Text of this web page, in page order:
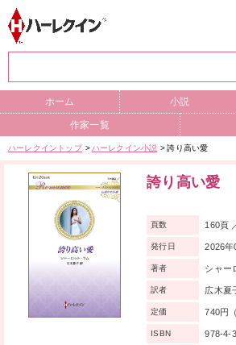
ホーム 小説
作家一覧
ハーレクイントップ ハーレクイン小説 誇り高い愛
誇り高い愛
頁数 160頁
発行日 2026年
著者 シャー
訳者 広木夏
定価 740円
ISBN 978-4-